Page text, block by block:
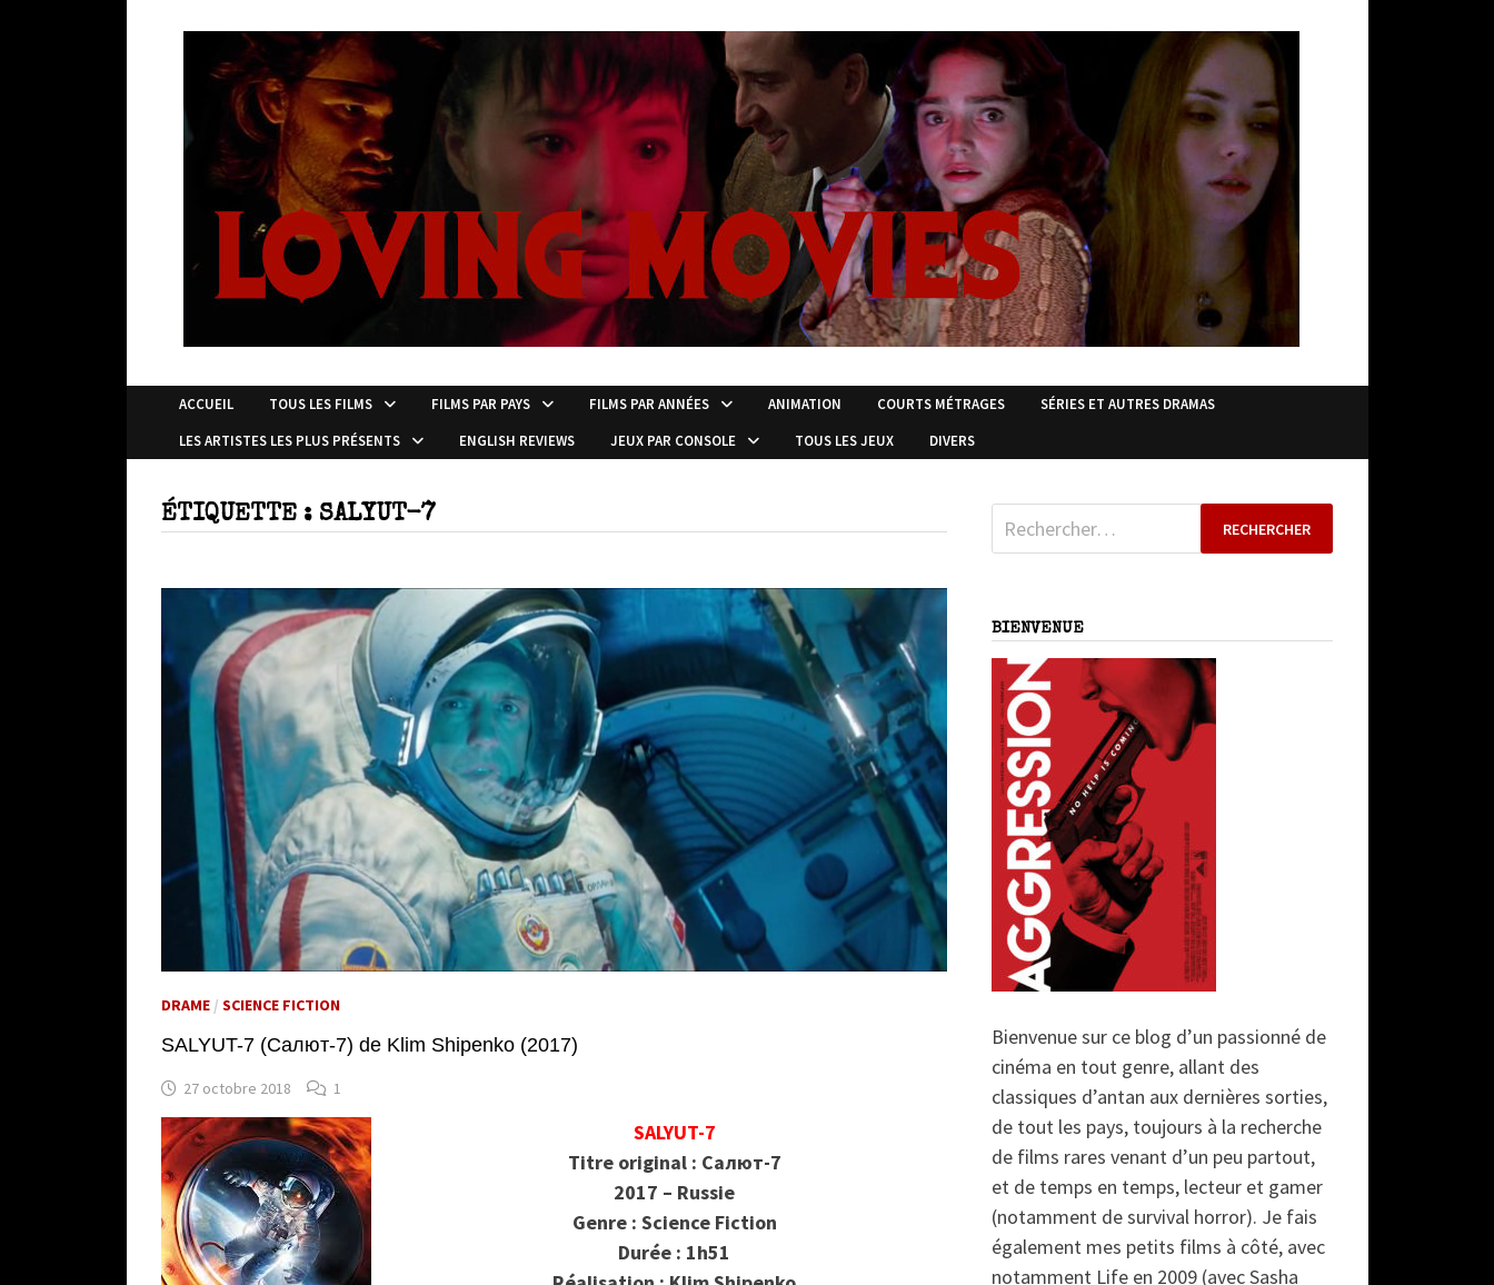
ACCUEIL TOUS LES FILMS FILMS PAR PAYS FILMS PAR ANNÉES ANIMATION COURTS MÉTRAGES
SÉRIES ET AUTRES DRAMAS
LES ARTISTES LES PLUS PRÉSENTS
ENGLISH REVIEWS JEUX PAR CONSOLE TOUS LES JEUX DIVERS
ÉTIQUETTE : SALYUT-7
DRAME /SCIENCE FICTION
SALYUT-7 (Салют-7) de Klim Shipenko (2017)
27 octobre 2018 1
SALYUT-7
Titre original : Салют-7
2017 – Russie
Genre : Science Fiction
Durée : 1h51
Rechercher :
BIENVENUE
Bienvenue sur ce blog d’un passionné de
cinéma en tout genre, allant des
classiques d’antan aux dernières sorties,
de tout les pays, toujours à la recherche
de films rares venant d’un peu partout,
et de temps en temps, lecteur et gamer
(notamment de survival horror). Je fais
également mes petits films à côté, avec
notamment Life en 2009 (avec Sasha